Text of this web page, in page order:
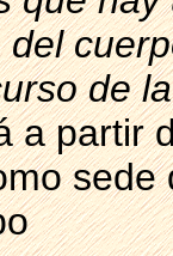
de
a partir